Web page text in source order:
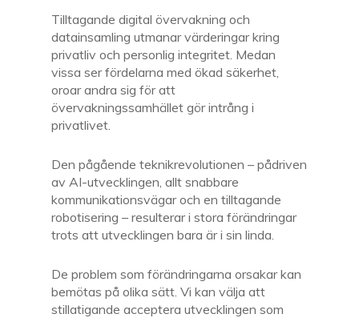
Tilltagande digital övervakning och
datainsamling utmanar värderingar kring
privatliv och personlig integritet. Medan
vissa ser fördelarna med ökad säkerhet,
oroar andra sig för att
övervakningssamhället gör intrång i
privatlivet.
Den pågående teknikrevolutionen – pådriven
av AI-utvecklingen, allt snabbare
kommunikationsvägar och en tilltagande
robotisering – resulterar i stora förändringar
trots att utvecklingen bara är i sin linda.
De problem som förändringarna orsakar kan
bemötas på olika sätt. Vi kan välja att
stillatigande acceptera utvecklingen som